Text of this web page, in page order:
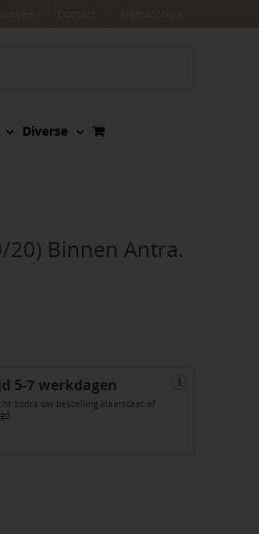
Diverse
20) Binnen Antra.
5-7 werkdagen
zodra uw bestelling klaarstaat of
i